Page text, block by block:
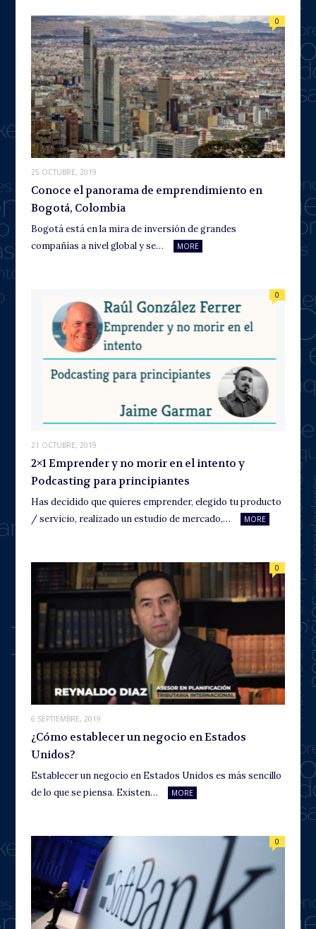
25 OCTUBRE, 2019
0
Conoce el panorama de emprendimiento en
Bogotá, Colombia
Bogotá está en la mira de inversión de grandes
compañías a nivel global y se…
MORE
21 OCTUBRE, 2019
0
2×1 Emprender y no morir en el intento y
Podcasting para principiantes
Has decidido que quieres emprender, elegido tu producto
/ servicio, realizado un estudio de mercado,…
MORE
6 SEPTIEMBRE, 2019
0
¿Cómo establecer un negocio en Estados
Unidos?
Establecer un negocio en Estados Unidos es más sencillo
de lo que se piensa. Existen…
MORE
0